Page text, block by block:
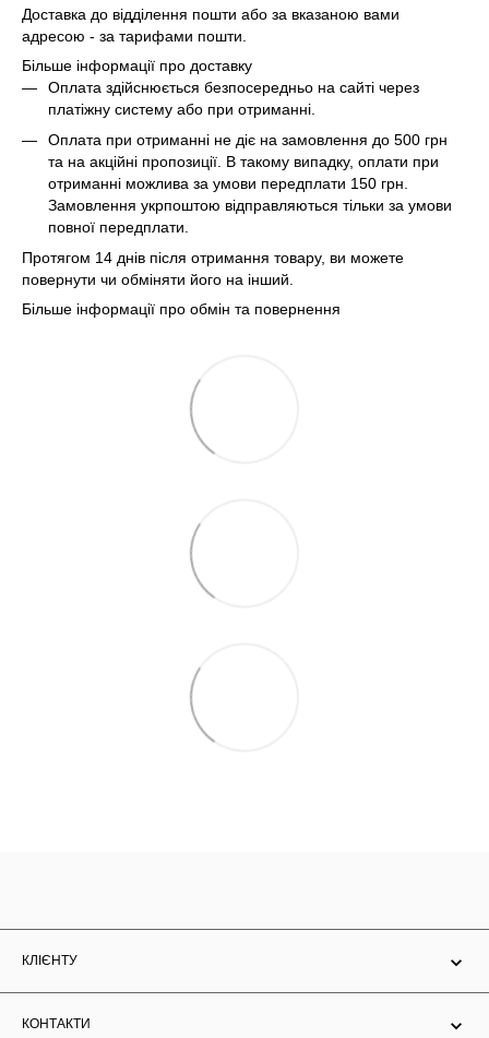
Доставка до відділення пошти або за вказаною вами
адресою - за тарифами пошти.
Більше інформації про доставку
Оплата здійснюється безпосередньо на сайті через
платіжну систему або при отриманні.
Оплата при отриманні не діє на замовлення до 500 грн
та на акційні пропозиції. В такому випадку, оплати при
отриманні можлива за умови передплати 150 грн.
Замовлення укрпоштою відправляються тільки за умови
повної передплати.
Протягом 14 днів після отримання товару, ви можете
повернути чи обміняти його на інший.
Більше інформації про обмін та повернення
КЛІЄНТУ
КОНТАКТИ